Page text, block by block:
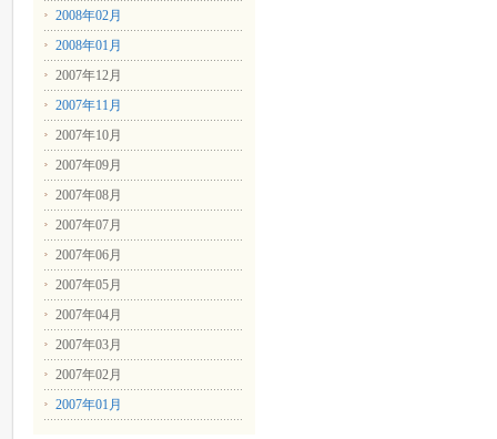
2008年02月
2008年01月
2007年12月
2007年11月
2007年10月
2007年09月
2007年08月
2007年07月
2007年06月
2007年05月
2007年04月
2007年03月
2007年02月
2007年01月